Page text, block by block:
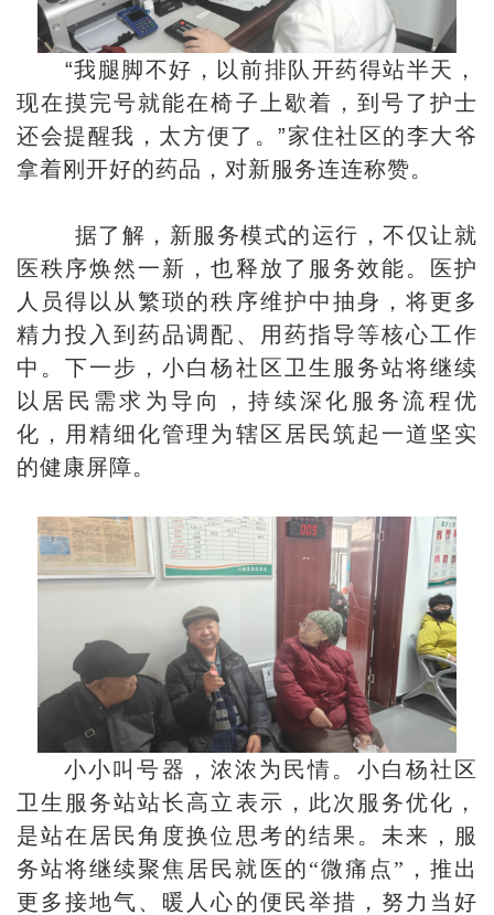
“我腿脚不好，以前排队开药得站半天，
现在摸完号就能在椅子上歇着，到号了护士
还会提醒我，太方便了。”家住社区的李大爷
拿着刚开好的药品，对新服务连连称赞。
据了解，新服务模式的运行，不仅让就
医秩序焕然一新，也释放了服务效能。医护
人员得以从繁琐的秩序维护中抽身，将更多
精力投入到药品调配、用药指导等核心工作
中。下一步，小白杨社区卫生服务站将继续
以居民需求为导向，持续深化服务流程优
化，用精细化管理为辖区居民筑起一道坚实
的健康屏障。
小小叫号器，浓浓为民情。小白杨社区
卫生服务站站长高立表示，此次服务优化，
是站在居民角度换位思考的结果。未来，服
务站将继续聚焦居民就医的“微痛点”，推出
更多接地气、暖人心的便民举措，努力当好